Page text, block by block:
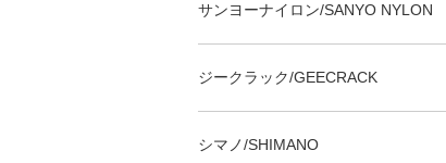
サンヨーナイロン/SANYO NYLON
ジークラック/GEECRACK
シマノ/SHIMANO